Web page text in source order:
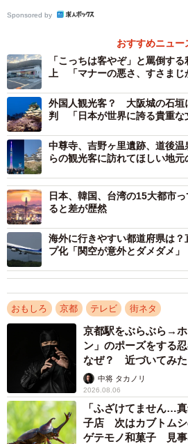
【資料写真】ニンテンドーミュージアム（
観光入込客数は、前年比24・9％
記録。83年に統計を取り始めて以降
559万8千人を大きく上回った。
経済効果もあった。昨年11月の調
と、1人当たりの観光消費額は日本
比べ6割増加。訪日客（インバウン
増に飛躍した。
訪日客に関しては近年、海外で過
なった。茶席を体験できる市営茶室
は訪日客が利用者の7割を占め、「
く、体験型の『コト消費』の人気
う。
Sponsored by
おすすめニュー
「こっちは客やぞ」と罵倒す
上 「マナーの悪さ、すさまじ
外国人観光客？ 大阪城の石垣
判 「日本が世界に誇る貴重な
中尊寺、吉野ヶ里遺跡、道後
らの観光客に訪れてほしい地
日本、韓国、台湾の15大都市
ると差が歴然
海外に行きやすい都道府県は
プ化「関空が意外とダメダメ」
おもしろ 京都 テレビ 街ネタ
京都駅をぶらぶら→
ン」のポーズをする
なぜ？ 近づいてみ
未熟」中将 タカノリ
2026.08.06
「ふざけてません…
子店 次はカブトム
ゲテモノ和菓子 見事